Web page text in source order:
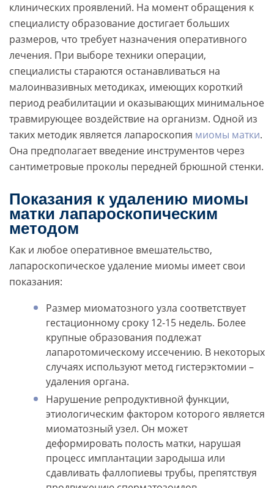
клинических проявлений. На момент обращения к
специалисту образование достигает больших
размеров, что требует назначения оперативного
лечения. При выборе техники операции,
специалисты стараются останавливаться на
малоинвазивных методиках, имеющих короткий
период реабилитации и оказывающих минимальное
травмирующее воздействие на организм. Одной из
таких методик является лапароскопия миомы матки.
Она предполагает введение инструментов через
сантиметровые проколы передней брюшной стенки.
Показания к удалению миомы
матки лапароскопическим
методом
Как и любое оперативное вмешательство,
лапароскопическое удаление миомы имеет свои
показания:
Размер миоматозного узла соответствует
гестационному сроку 12-15 недель. Более
крупные образования подлежат
лапаротомическому иссечению. В некоторых
случаях используют метод гистерэктомии –
удаления органа.
Нарушение репродуктивной функции,
этиологическим фактором которого является
миоматозный узел. Он может
деформировать полость матки, нарушая
процесс имплантации зародыша или
сдавливать фаллопиевы трубы, препятствуя